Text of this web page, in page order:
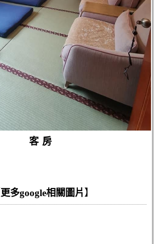
客房
更多google相關圖片 】